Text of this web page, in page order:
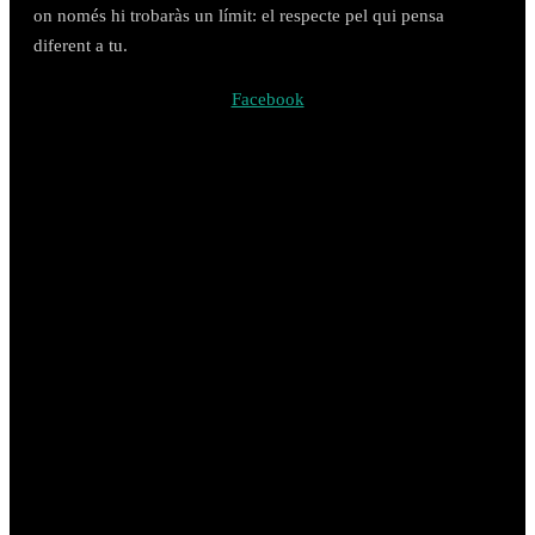
on només hi trobaràs un límit: el respecte pel qui pensa
diferent a tu.
Facebook